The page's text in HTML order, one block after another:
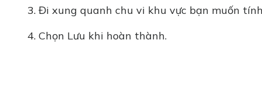
Đi xung quanh chu vi khu vực bạn muốn
Chọn Lưu khi hoàn thành.